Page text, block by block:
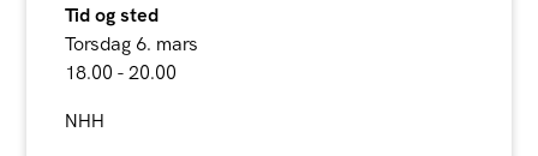
Tid og sted
Torsdag 6. mars
18.00 - 20.00
NHH